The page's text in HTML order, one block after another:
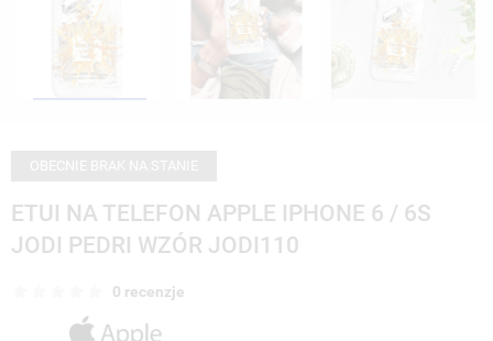
ETUI NA TELEFON APPLE IPHONE 6 / 6S
JODI PEDRI WZÓR JODI110
0 recenzje